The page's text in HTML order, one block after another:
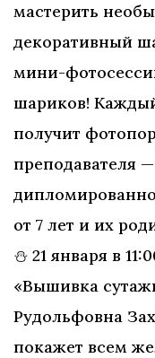
мастерить
декоративный
мини-
шариков!
получит
преподавателя
от 7 лет и их
⛄ 21 января в
«Вышивка
Рудольфовна
покажет всем